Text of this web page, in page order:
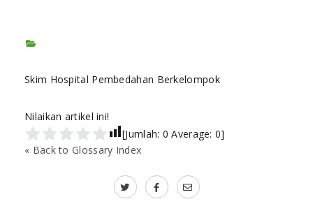
Skim Hospital Pembedahan Berkelompok
Nilaikan artikel ini!
[Jumlah: 0 Average:0]
« Back to Glossary Index